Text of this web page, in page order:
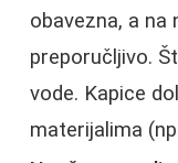
obavezna, a na
preporučljivo.
vode. Kapice
materijalima